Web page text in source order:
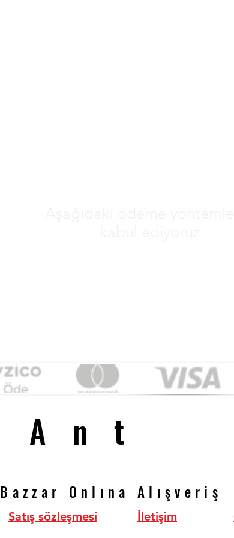
Ant
Ant
Bazzar Onlına Alışveriş
Bazzar Onlına Alışveriş
Satış sözleşmesi İletişim